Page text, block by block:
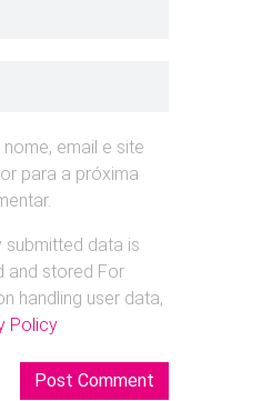
email e site
para a próxima
submitted data is
and stored For
handling user data,
Policy